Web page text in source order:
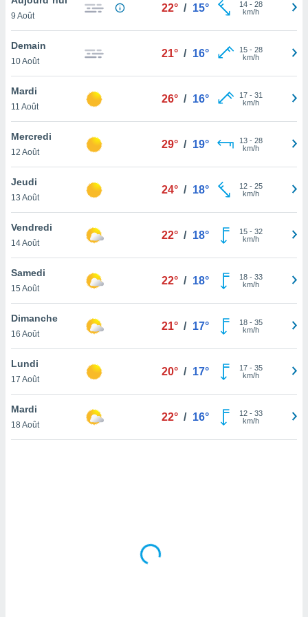
et
»,
au
vous
qu'ils
ou
le
ainsi
un
la
du
en
de
9 Août
22° / 15° 14- 28
km/h
Demain
10 Août
21° / 16° 15- 28
km/h
Mardi
11 Août
26° / 16° 17- 31
km/h
Mercredi
12 Août
29° / 19° 13- 28
km/h
Jeudi
13 Août
24° / 18° 12- 25
km/h
Vendredi
14 Août
22° / 18° 15- 32
km/h
Samedi
15 Août
22° / 18° 18- 33
km/h
Dimanche
16 Août
21° / 17° 18- 35
km/h
Lundi
17 Août
20° / 17° 17- 35
km/h
Mardi
18 Août
22° / 16° 12- 33
km/h